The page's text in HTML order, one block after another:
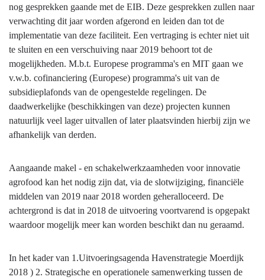
nog gesprekken gaande met de EIB. Deze gesprekken zullen naar
verwachting dit jaar worden afgerond en leiden dan tot de
implementatie van deze faciliteit. Een vertraging is echter niet uit
te sluiten en een verschuiving naar 2019 behoort tot de
mogelijkheden. M.b.t. Europese programma's en MIT gaan we
v.w.b. cofinanciering (Europese) programma's uit van de
subsidieplafonds van de opengestelde regelingen. De
daadwerkelijke (beschikkingen van deze) projecten kunnen
natuurlijk veel lager uitvallen of later plaatsvinden hierbij zijn we
afhankelijk van derden.
Aangaande makel - en schakelwerkzaamheden voor innovatie
agrofood kan het nodig zijn dat, via de slotwijziging, financiële
middelen van 2019 naar 2018 worden geheralloceerd. De
achtergrond is dat in 2018 de uitvoering voortvarend is opgepakt
waardoor mogelijk meer kan worden beschikt dan nu geraamd.
In het kader van 1.Uitvoeringsagenda Havenstrategie Moerdijk
2018 ) 2. Strategische en operationele samenwerking tussen de